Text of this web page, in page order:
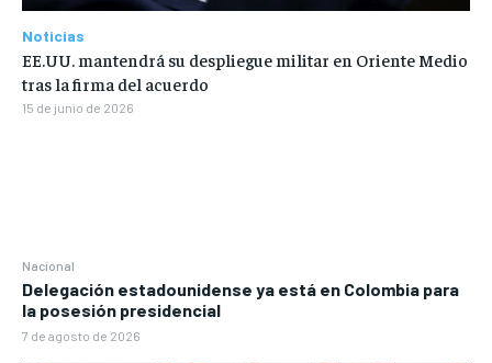
Nacional
Delegación estadounidense ya está en Colombia para
la posesión presidencial
7 de agosto de 2026
Noticias
EE.UU. mantendrá su despliegue militar en Oriente Medio
tras la firma del acuerdo
15 de junio de 2026